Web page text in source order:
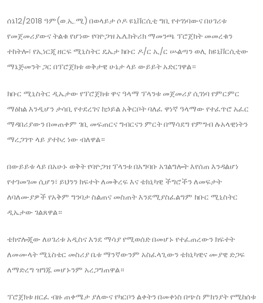
ሰኔ12/2018 ዓም(ወ.ኢ.ሚ)​ በወላይታ ሶዶ ዩኒቨርሲቲ ግቢ የተገነባውና በሀገሪቱ
የመጀመሪያውና ትልቁ የሆነው የባዮጋዝ ኤሌክትሪክ ማመንጫ ፕሮጀክት መመረቁን
ተከትሎ፣ የኢነርጂ ዘርፍ ሚኒስትር ዴኤታ ክቡር ዶ/ር ኢ/ር ሡልጣን ወሊ ከዩኒቨርሲቲው
ማኔጅመንት ጋር በፕሮጀክቱ ወቅታዊ ሁኔታ ላይ ውይይት አድርገዋል።
ክቡር ሚኒስትር ዲኤታው የፕሮጀክቱ ዋና ዓላማ ፕላንቱ መጀመሪያ ሲገነባ የምርምር
ማዕከል እንዲሆን ታሳቢ የተደረገና ከኃይል አቅርቦት ባለፈ ዋነኛ ዓላማው የተፈጥሮ አፈር
ማዳበሪያውን በመጠቀም ገቢ መፍጠርና ግብርናን ምርት በማሳደግ የምግብ ሉአላዊነትን
ማረጋገጥ ላይ ያተኮረ ነው ብለዋል።
​በውይይቱ ላይ በአሁኑ ወቅት የባዮጋዝ ፕላንቱ በአግባቡ አገልግሎት እየሰጠ እንዳልሆነ
የተገመገመ ሲሆን፣ ይህንን ክፍተት ለመቅረፍ እና ቴክኒካዊ ችግሮችን ለመፍታት
ለባለሙያዎች የአቅም ግንባታ ስልጠና መስጠት እንደሚያስፈልግም ክቡር ሚኒስትር
ዲኤታው ገልጸዋል።
​ቴክኖሎጂው ለሀገሪቱ አዲስና እንደ ማሳያ የሚወሰድ በመሆኑ የተፈጠረውን ክፍተት
ለመሙላት ሚኒስቴር መስሪያ ቤቱ ማንኛውንም አስፈላጊውን ቴክኒካዊና ሙያዊ ድጋፍ
ለማድረግ ዝግጁ መሆኑንም አረጋግጠዋል።
ፕሮጀክቱ ዘርፈ ብዙ ጠቀሜታ ያለውና የካርቦን ልቀትን በመቀነስ በጭስ ምክንያት የሚከሰቱ